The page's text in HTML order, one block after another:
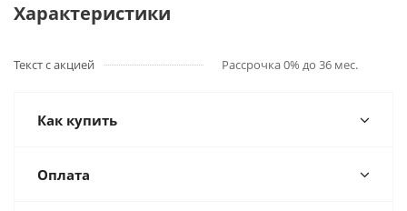
Характеристики
Текст с акцией Рассрочка 0% до 36 мес.
Как купить
Оплата